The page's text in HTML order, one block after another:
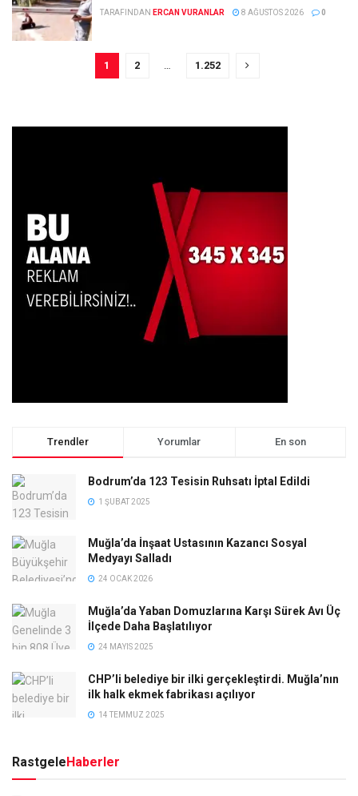
TARAFINDAN ERCAN VURANLAR 8 AĞUSTOS 2026 0
1 2 1.252
Trendler Yorumlar En son
Bodrum’da 123 Tesisin Ruhsatı İptal Edildi
1 ŞUBAT 2025
Muğla’da İnşaat Ustasının Kazancı Sosyal
Medyayı Salladı
24 OCAK 2026
Muğla’da Yaban Domuzlarına Karşı Sürek Avı Üç
İlçede Daha Başlatılıyor
24 MAYIS 2025
CHP’li belediye bir ilki gerçekleştirdi. Muğla’nın
ilk halk ekmek fabrikası açılıyor
14 TEMMUZ 2025
RastgeleHaberler